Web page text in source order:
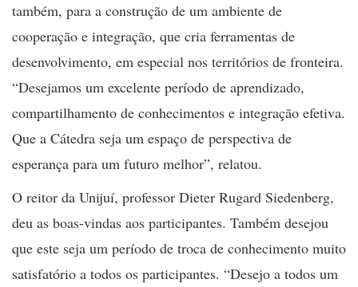
também, para a construção de um ambiente de
cooperação e integração, que cria ferramentas de
desenvolvimento, em especial nos territórios de fronteira.
“Desejamos um excelente período de aprendizado,
compartilhamento de conhecimentos e integração efetiva.
Que a Cátedra seja um espaço de perspectiva de
esperança para um futuro melhor”, relatou.
O reitor da Unijuí, professor Dieter Rugard Siedenberg,
deu as boas-vindas aos participantes. Também desejou
que este seja um período de troca de conhecimento muito
satisfatório a todos os participantes. “Desejo a todos um